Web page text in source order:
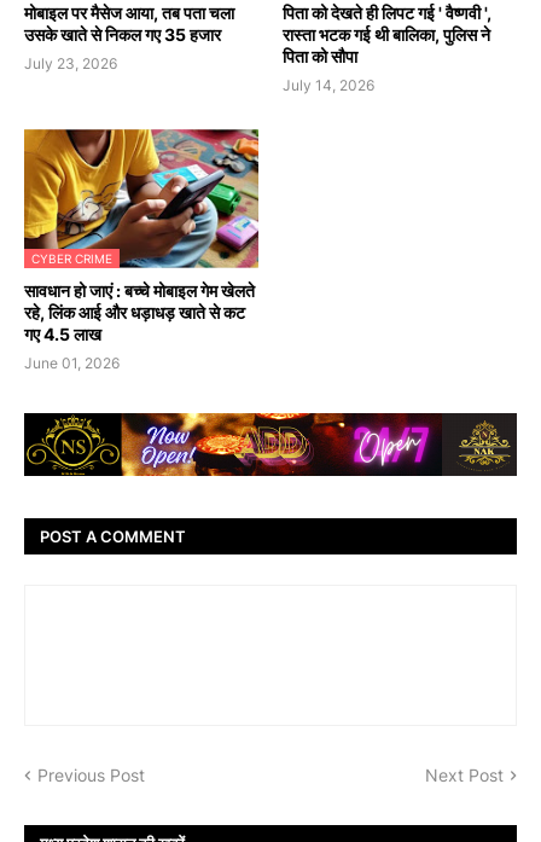
मोबाइल पर मैसेज आया, तब पता चला
उसके खाते से निकल गए 35 हजार
July 23, 2026
पिता को देखते ही लिपट गई ' वैष्णवी ',
रास्ता भटक गई थी बालिका, पुलिस ने
पिता को सौपा
July 14, 2026
CYBER CRIME
सावधान हो जाएं : बच्चे मोबाइल गेम खेलते
रहे, लिंक आई और धड़ाधड़ खाते से कट
गए 4.5 लाख
June 01, 2026
POST A COMMENT
Previous Post Next Post